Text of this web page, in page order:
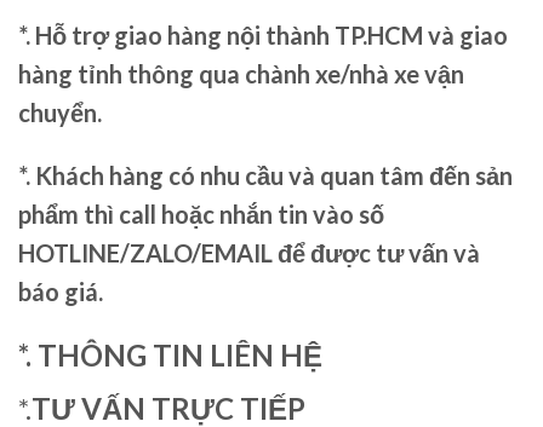
*. Hỗ trợ giao hàng nội thành TP.HCM và giao
hàng tỉnh thông qua chành xe/nhà xe vận
chuyển.
*. Khách hàng có nhu cầu và quan tâm đến sản
phẩm thì call hoặc nhắn tin vào số
HOTLINE/ZALO/EMAIL để được tư vấn và
báo giá.
*. THÔNG TIN LIÊN HỆ
*.TƯ VẤN TRỰC TIẾP